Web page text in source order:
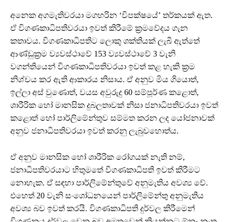
අනෙක අගමැතිවරයා මගහරින ‘විපක්ෂයේ’ තර්කයක් ඇත.
ඒ විගණකාධිපතිවරයා ඉවත් කිරීමේ ක්‍රමවේදය ගැන
කතාවය. විගණකාධිපතිට ලොකු ශක්තියක් ලැබී ඇත්තේ
ආණ්ඩුක්‍රම ව්‍යවස්ථාවේ 153 ව්‍යවස්ථාවේ 3 වැනි
වගන්තියෙන් විගණකාධිපතිවරයා ඉවත් කළ හැකි ක්‍රම
නිශ්චය කර ඇති ආකාරය නිසාය. ඒ අනුව මිය ගියොත්,
ඉල්ලා අස් වුණොත්, වයස අවුරුදු 60 සම්පූර්ණ කළොත්,
ශාරීරික හෝ මානසික දුබලතාවක් නිසා ජනාධිපතිවරයා ඉවත්
කළොත් හෝ පාර්ලිමේන්තුව සම්මත කරන ලද යෝජනාවක්
අනුව ජනාධිපතිවරයා ඉවත් කරනු ලැබුවහොත්ය.
ඒ අනුව මානසික හෝ ශාරීරික රෝගයක් නැති නම්,
ජනාධිපතිවරයාට හිතුමතේ විගණකාධිපති ඉවත් කිරීමට
නොහැක. ඒ සඳහා පාර්ලිමේන්තුවේ අනුමැතිය අවශ්‍ය වේ.
එහෙත් 20 වැනි සංශෝධනයෙන් පාර්ලිමේන්තු අනුමැතිය
අවශ්‍ය බව ඉවත් කරයි. විගණකාධිපති දුර්වල කිරීමෙන්